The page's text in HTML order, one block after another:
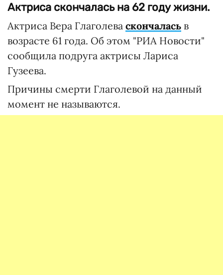
Актриса скончалась на 62 году жизни.
Актриса Вера Глаголева скончалась в
возрасте 61 года. Об этом "РИА Новости"
сообщила подруга актрисы Лариса
Гузеева.
Причины смерти Глаголевой на данный
момент не называются.